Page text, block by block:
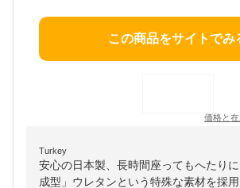
この商品をサイトでみ
価格と
Turkey
安心の日本製、長時間座ってもへたり
成型」ウレタンという特殊な素材を採